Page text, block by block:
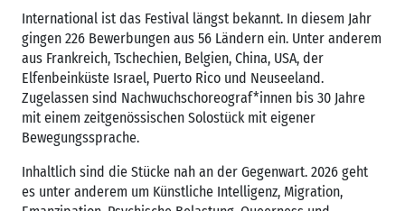
International ist das Festival längst bekannt. In diesem Jahr
gingen 226 Bewerbungen aus 56 Ländern ein. Unter anderem
aus Frankreich, Tschechien, Belgien, China, USA, der
Elfenbeinküste Israel, Puerto Rico und Neuseeland.
Zugelassen sind Nachwuchschoreograf*innen bis 30 Jahre
mit einem zeitgenössischen Solostück mit eigener
Bewegungssprache.
Inhaltlich sind die Stücke nah an der Gegenwart. 2026 geht
es unter anderem um Künstliche Intelligenz, Migration,